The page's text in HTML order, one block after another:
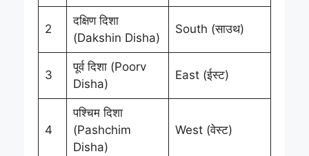
2
दक्षिण दिशा
(Dakshin Disha)
South (साउथ)
3
पूर्व दिशा (Poorv
Disha)
East (ईस्ट)
4
पश्चिम दिशा
(Pashchim
Disha)
West (वेस्ट)